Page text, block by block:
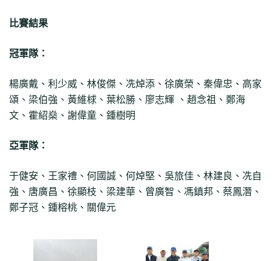
比賽結果
冠軍隊：
楊廣戴、利少威、林俊傑、冼焯添、徐廣榮、秦偉忠、高家
頌、梁伯強、黃維梂、葉松勝、廖志輝 、趙念祖、鄭海
文、霍紹燊、謝偉童、鍾樹明
亞軍隊：
于健安、王家禮、何國誠、何焯堅、吳旅佳、林建良、冼自
強、唐廣昌、徐顯枝、梁建華、曾廣智、馮鎮邦、蔡鳳潛、
鄭子冠、鍾榕桃、關偉元